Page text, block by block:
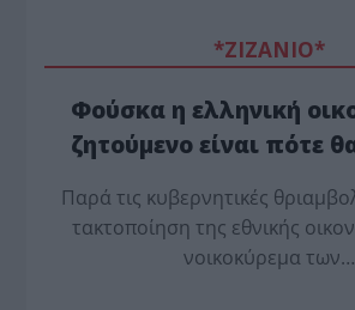
*ZΙΖΑΝΙΟ*
Φούσκα η ελληνική
ζητούμενο είναι πότε
Παρά τις κυβερνητικές
τακτοποίηση της εθνικής
νοικοκύρεμα των…